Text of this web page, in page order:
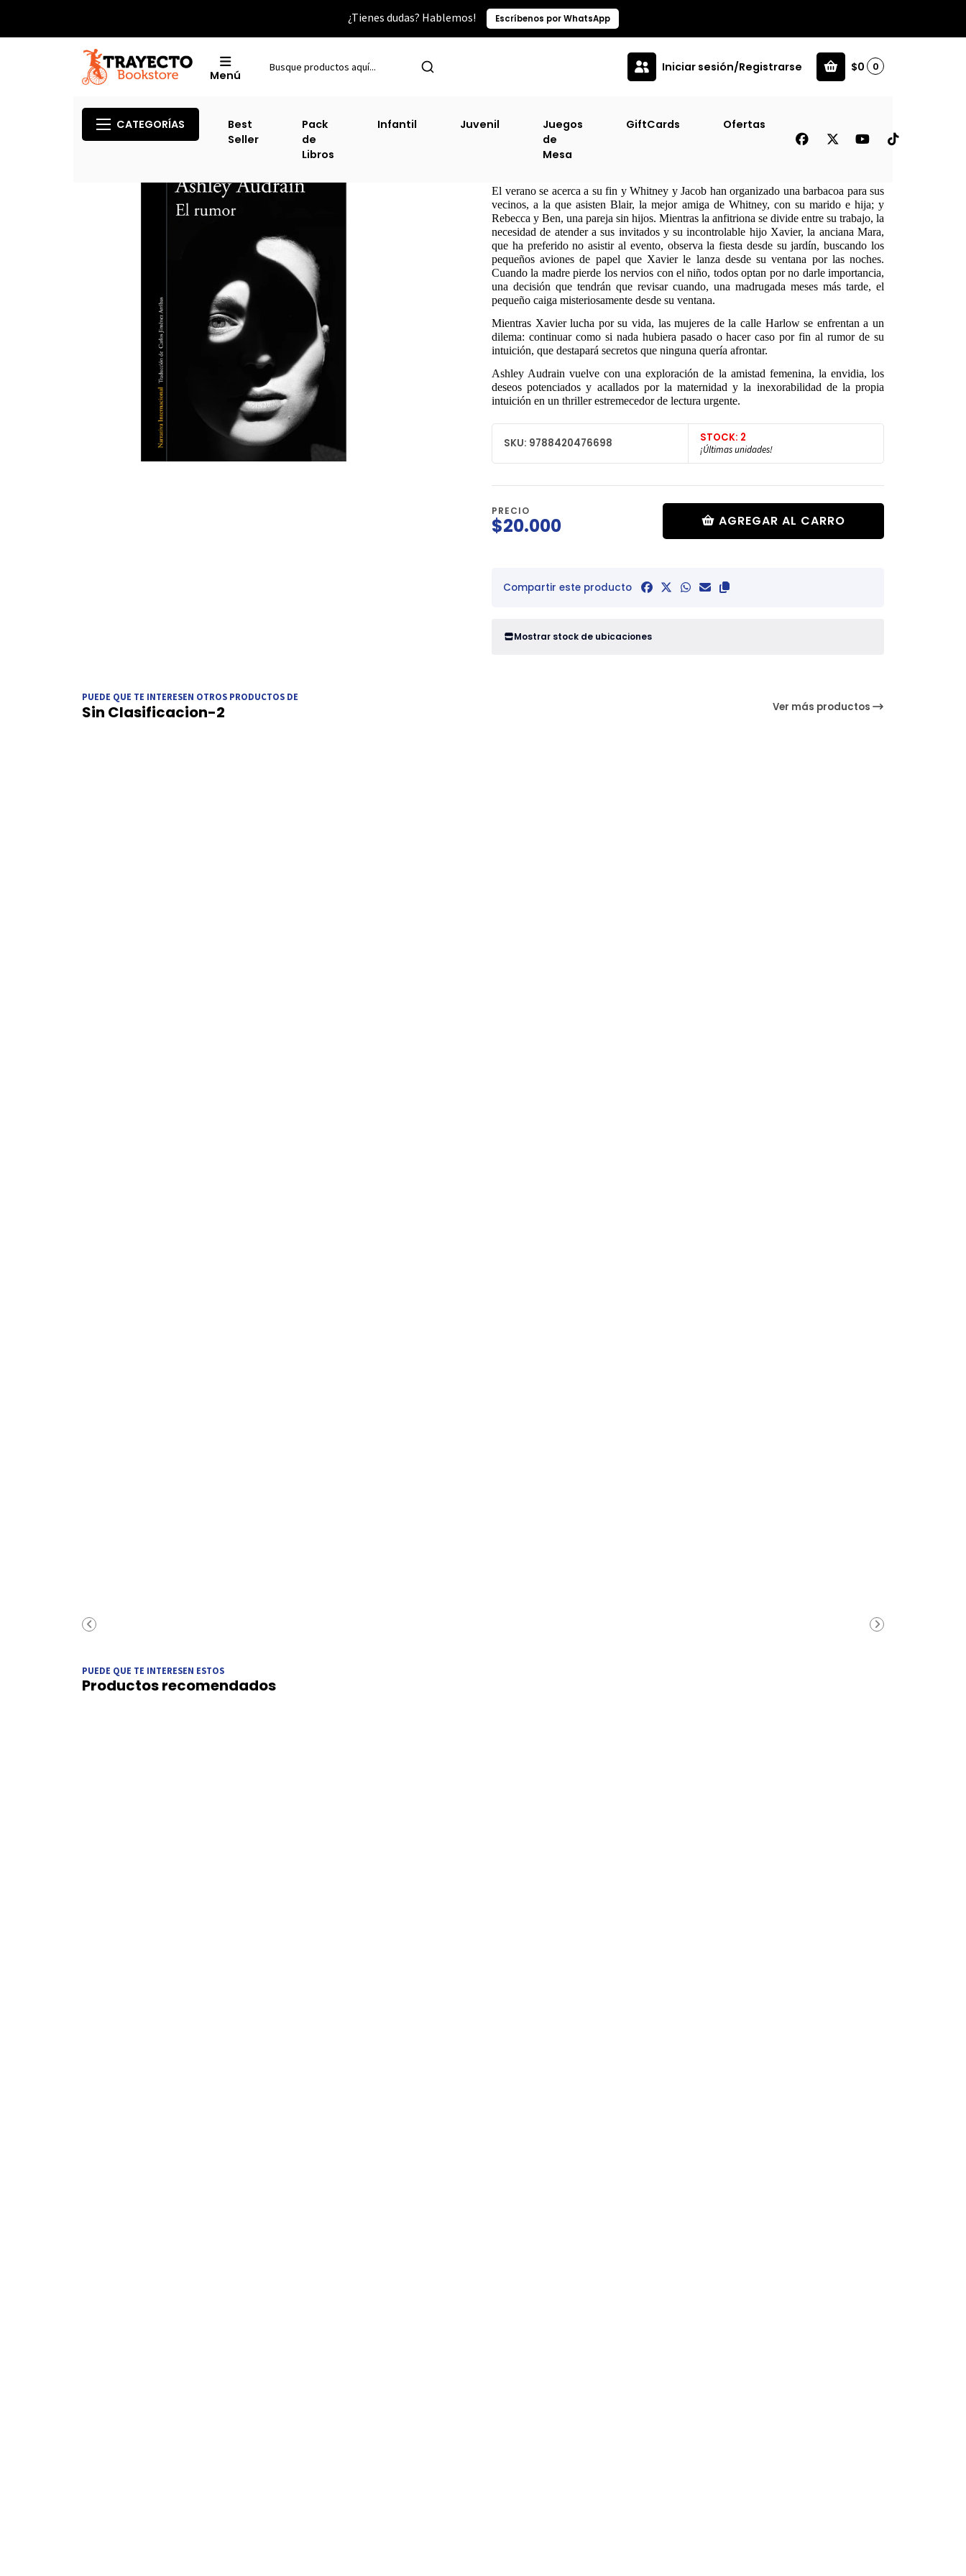
¿Tienes dudas? Hablemos! Escríbenos por WhatsApp
Menú
Iniciar sesión/Registrarse $0 0
CATEGORÍAS
Best
Seller
Pack
de
Libros
Infantil Juvenil
Juegos
de
Mesa
GiftCards Ofertas
El Rumor ( Alfaguara )
El verano se acerca a su fin y Whitney y Jacob han organizado una barbacoa para sus
vecinos, a la que asisten Blair, la mejor amiga de Whitney, con su marido e hija; y
Rebecca y Ben, una pareja sin hijos. Mientras la anfitriona se divide entre su trabajo, la
necesidad de atender a sus invitados y su incontrolable hijo Xavier, la anciana Mara,
que ha preferido no asistir al evento, observa la fiesta desde su jardín, buscando los
pequeños aviones de papel que Xavier le lanza desde su ventana por las noches.
Cuando la madre pierde los nervios con el niño, todos optan por no darle importancia,
una decisión que tendrán que revisar cuando, una madrugada meses más tarde, el
pequeño caiga misteriosamente desde su ventana.
Mientras Xavier lucha por su vida, las mujeres de la calle Harlow se enfrentan a un
dilema: continuar como si nada hubiera pasado o hacer caso por fin al rumor de su
intuición, que destapará secretos que ninguna quería afrontar.
Ashley Audrain vuelve con una exploración de la amistad femenina, la envidia, los
deseos potenciados y acallados por la maternidad y la inexorabilidad de la propia
intuición en un thriller estremecedor de lectura urgente.
SKU: 9788420476698 STOCK: 2
¡Últimas unidades!
PRECIO
$20.000 AGREGAR AL CARRO
Compartir este producto
Mostrar stock de ubicaciones
PUEDE QUE TE INTERESEN OTROS PRODUCTOS DE
Sin Clasificacion-2 Ver más productos
PUEDE QUE TE INTERESEN ESTOS
Productos recomendados